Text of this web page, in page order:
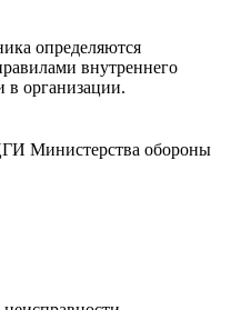
определяются
внутреннего
в организации.
Министерства обороны